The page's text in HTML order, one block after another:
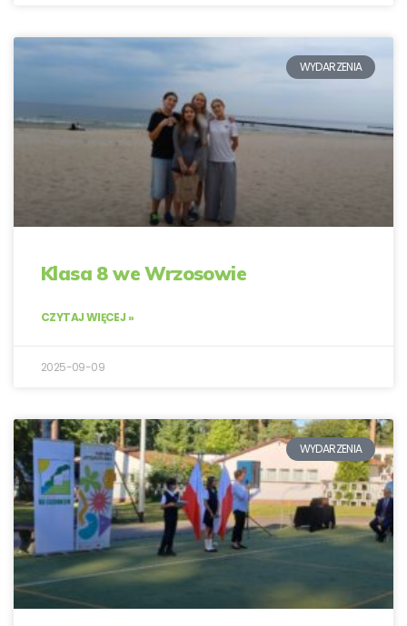
WYDARZENIA
Klasa 8 we Wrzosowie
CZYTAJ WIĘCEJ »
2025-09-09
WYDARZENIA